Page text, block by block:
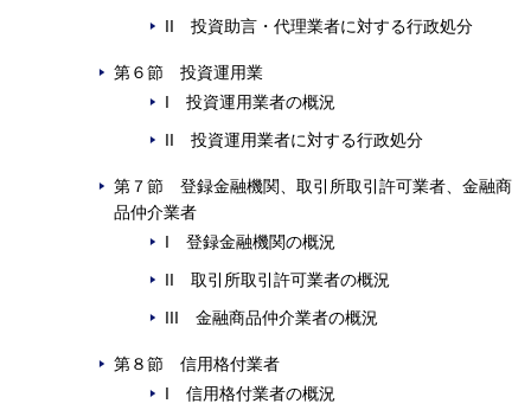
II 投資助言・代理業者に対する行政処分
第６節 投資運用業
I 投資運用業者の概況
II 投資運用業者に対する行政処分
第７節 登録金融機関、取引所取引許可業者、金融商
品仲介業者
I 登録金融機関の概況
II 取引所取引許可業者の概況
III 金融商品仲介業者の概況
第８節 信用格付業者
I 信用格付業者の概況